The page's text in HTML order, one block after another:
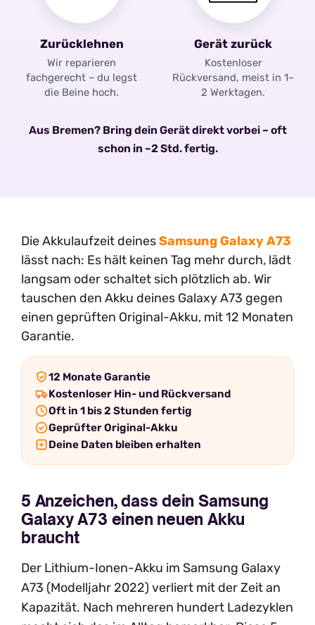
Zurücklehnen
Wir reparieren
fachgerecht – du legst
die Beine hoch.
Gerät zurück
Kostenloser
Rückversand, meist in 1–
2 Werktagen.
Aus Bremen? Bring dein Gerät direkt vorbei – oft
schon in ~2 Std. fertig.
Die Akkulaufzeit deinesSamsung Galaxy A73
lässt nach: Es hält keinen Tag mehr durch, lädt
langsam oder schaltet sich plötzlich ab. Wir
tauschen den Akku deines Galaxy A73 gegen
einen geprüften Original-Akku, mit 12 Monaten
Garantie.
12 Monate Garantie
Kostenloser Hin- und Rückversand
Oft in 1 bis 2 Stunden fertig
Geprüfter Original-Akku
Deine Daten bleiben erhalten
5 Anzeichen, dass dein Samsung
Galaxy A73 einen neuen Akku
braucht
Der Lithium-Ionen-Akku im Samsung Galaxy
A73 (Modelljahr 2022) verliert mit der Zeit an
Kapazität. Nach mehreren hundert Ladezyklen